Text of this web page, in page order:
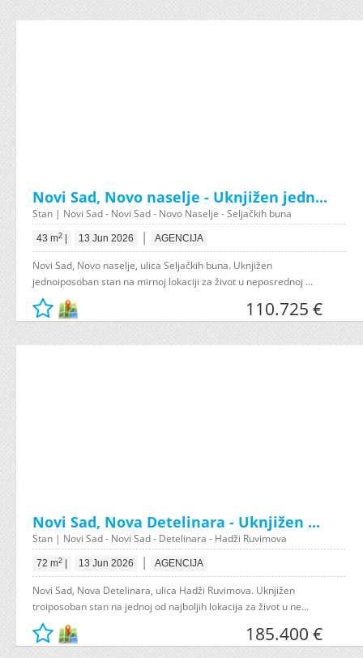
Novi Sad, Novo naselje - Uknjižen jedn...
Stan | Novi Sad - Novi Sad - Novo Naselje - Seljačkih buna
43 m2 13 Jun 2026 | AGENCIJA
Novi Sad, Novo naselje, ulica Seljačkih buna. Uknjižen
jednoiposoban stan na mirnoj lokaciji za život u neposrednoj ...
110.725 €
Novi Sad, Nova Detelinara - Uknjižen ...
Stan | Novi Sad - Novi Sad - Detelinara - Hadži Ruvimova
72 m2 13 Jun 2026 | AGENCIJA
Novi Sad, Nova Detelinara, ulica Hadži Ruvimova. Uknjižen
troiposoban stan na jednoj od najboljih lokacija za život u ne...
185.400 €